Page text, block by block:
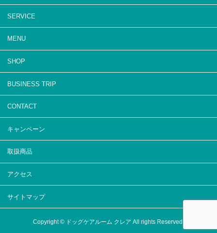
SERVICE
MENU
SHOP
BUSINESS TRIP
CONTACT
キャンペーン
取扱商品
アクセス
サイトマップ
Copyright © ドッグケアルーム クレア All rights Reserved.